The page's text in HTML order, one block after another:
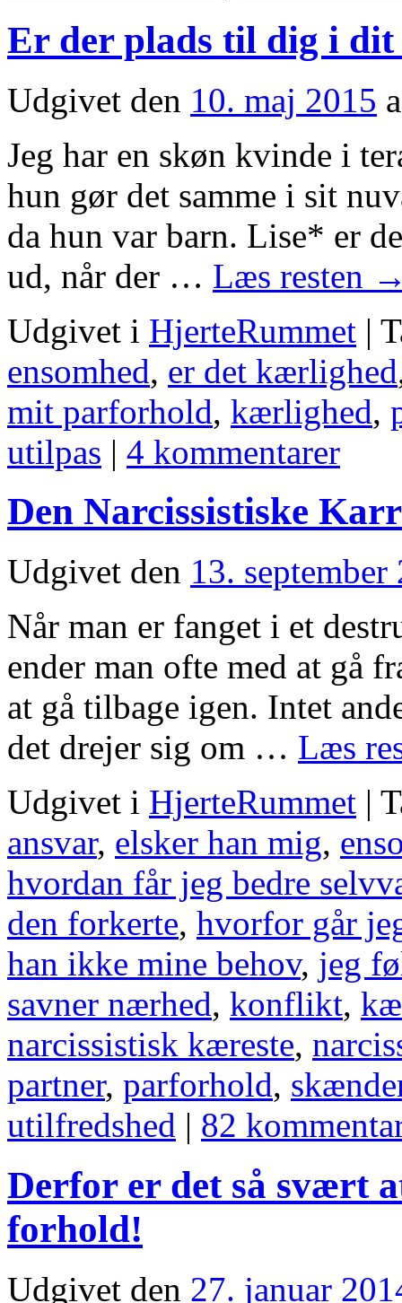
Er der plads til dig i
Udgivet den 10. maj 2015
Jeg har en skøn kvinde i
hun gør det samme i sit
da hun var barn. Lise* er
ud, når der … Læs resten
Udgivet i HjerteRummet |
ensomhed, er det kærlighed
mit parforhold, kærlighed,
utilpas | 4 kommentarer
Den Narcissistiske
Udgivet den 13. september
Når man er fanget i et
ender man ofte med at gå
at gå tilbage igen. Intet
det drejer sig om … Læs
Udgivet i HjerteRummet |
ansvar, elsker han mig,
hvordan får jeg bedre
den forkerte, hvorfor går
han ikke mine behov, jeg
savner nærhed, konflikt,
narcissistisk kæreste,
partner, parforhold,
utilfredshed | 82
Derfor er det så svært
forhold!
Udgivet den 27. januar